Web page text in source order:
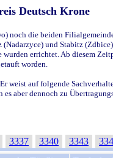
Deutsch Krone
noch die beiden
und Stabitz
errichtet. Ab diesem
worden.
weist auf folgende
aber dennoch zu
3337 3340 3343